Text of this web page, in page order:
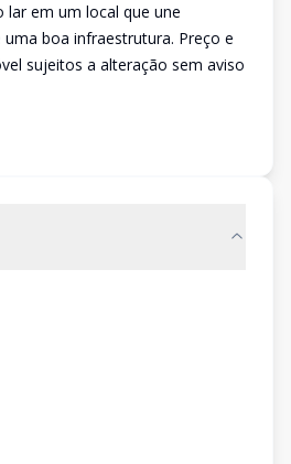
lar em um local que une
boa infraestrutura. Preço e
sujeitos a alteração sem aviso